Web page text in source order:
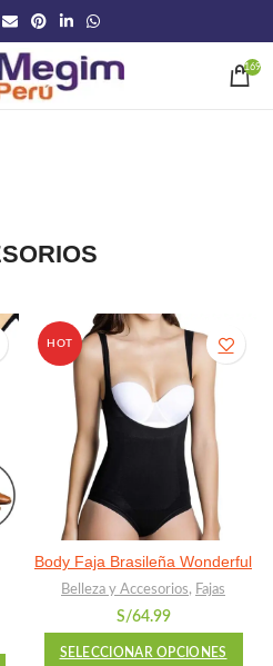
169
HOT
Body Faja Brasileña Wonderful
Belleza y Accesorios, Fajas
S/64.99
SELECCIONAR OPCIONES